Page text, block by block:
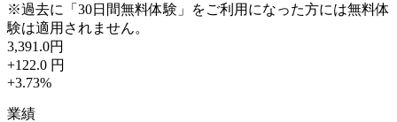
※過去に「30日間無料体験」をご利用になった方には無料体
験は適用されません。
3,391.0円
+122.0 円
+3.73%
業績